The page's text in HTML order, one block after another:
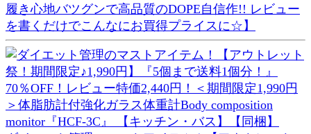
履き心地バツグンで高品質のDOPE自信作!! レビュー
を書くだけでこんなにお買得プライスに☆】